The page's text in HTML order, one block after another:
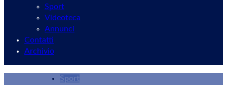
Sport
Videoteca
Annunci
Contatti
Archivio
Sport